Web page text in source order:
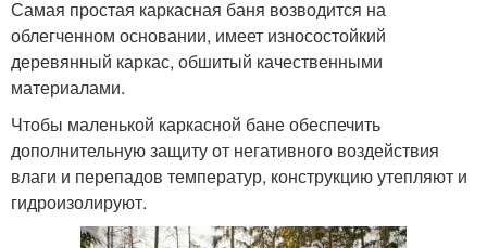
Самая простая каркасная баня возводится на
облегченном основании, имеет износостойкий
деревянный каркас, обшитый качественными
материалами.
Чтобы маленькой каркасной бане обеспечить
дополнительную защиту от негативного воздействия
влаги и перепадов температур, конструкцию утепляют и
гидроизолируют.